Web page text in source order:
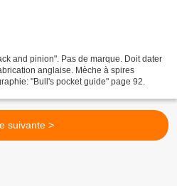
and pinion". Pas de marque. Doit dater
anglaise. Mèche à spires
"Bull's pocket guide" page 92.
suivante >